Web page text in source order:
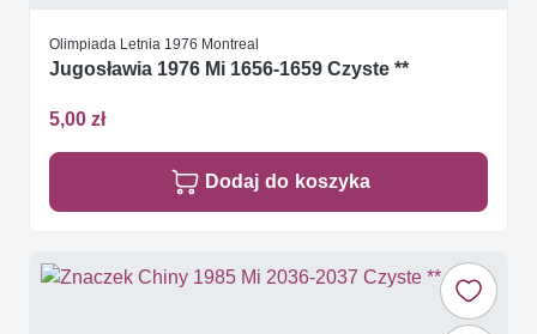
Olimpiada Letnia 1976 Montreal
Jugosławia 1976 Mi 1656-1659 Czyste **
5,00 zł
Dodaj do koszyka